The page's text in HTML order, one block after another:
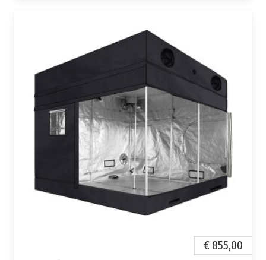
€ 855,00